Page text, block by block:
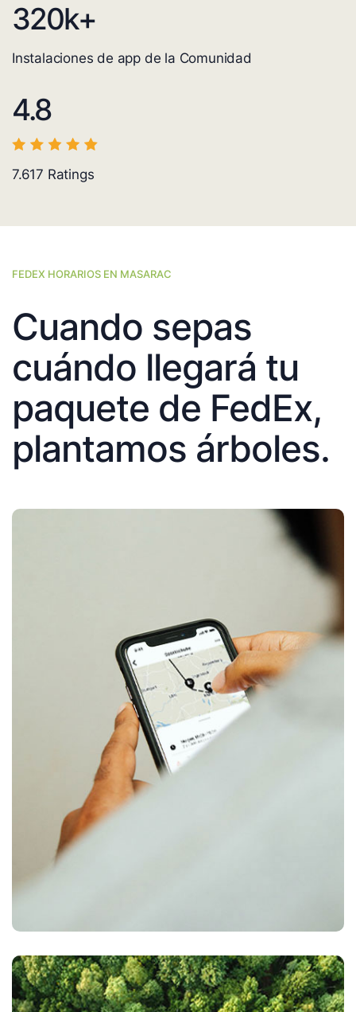
320k+
Instalaciones de app de la Comunidad
4.8
7.617 Ratings
FEDEX HORARIOS EN MASARAC
Cuando sepas
cuándo llegará tu
paquete de FedEx,
plantamos árboles.